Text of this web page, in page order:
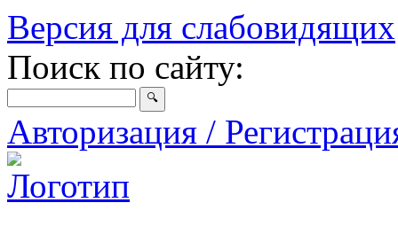
Версия для слабовидящих
Поиск по сайту:
Авторизация /